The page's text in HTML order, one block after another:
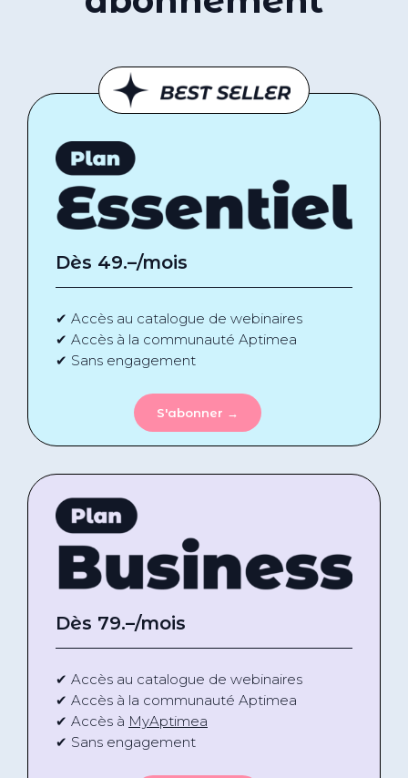
Dès 49.–/mois
✔ Accès au catalogue de webinaires
✔ Accès à la communauté Aptimea
✔ Sans engagement
S'abonner →
Dès 79.–/mois
✔ Accès au catalogue de webinaires
✔ Accès à la communauté Aptimea
✔ Accès à MyAptimea
✔ Sans engagement